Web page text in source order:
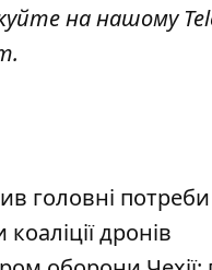
на нашому
.
головні
дронів